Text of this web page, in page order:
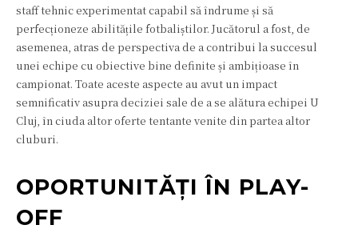
staff tehnic experimentat capabil să îndrume și să
perfecționeze abilitățile fotbaliștilor. Jucătorul a fost, de
asemenea, atras de perspectiva de a contribui la succesul
unei echipe cu obiective bine definite și ambițioase în
campionat. Toate aceste aspecte au avut un impact
semnificativ asupra deciziei sale de a se alătura echipei U
Cluj, în ciuda altor oferte tentante venite din partea altor
cluburi.
OPORTUNITĂȚI ÎN PLAY-
OFF